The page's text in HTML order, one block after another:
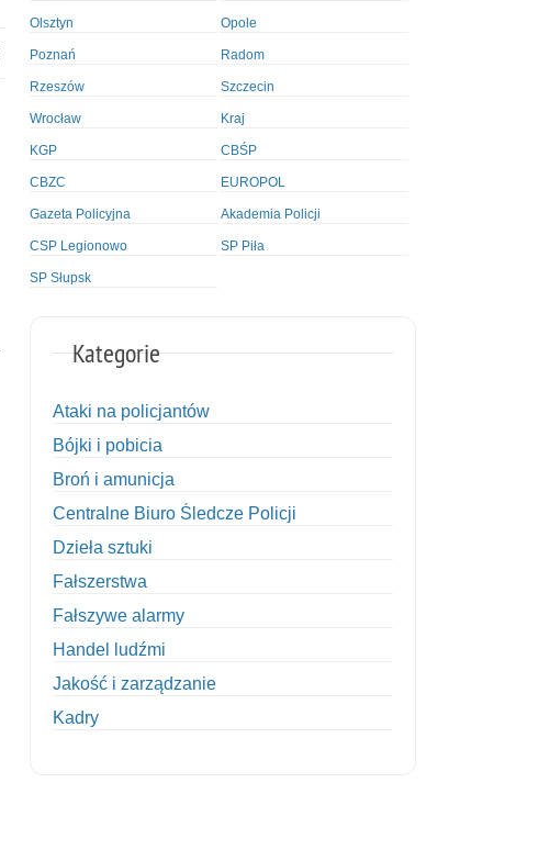
Olsztyn Opole
Poznań Radom
Rzeszów Szczecin
Wrocław Kraj
KGP CBŚP
CBZC EUROPOL
Gazeta Policyjna Akademia Policji
CSP Legionowo SP Piła
SP Słupsk
Kategorie
Ataki na policjantów
Bójki i pobicia
Broń i amunicja
Centralne Biuro Śledcze Policji
Dzieła sztuki
Fałszerstwa
Fałszywe alarmy
Handel ludźmi
Jakość i zarządzanie
Kadry